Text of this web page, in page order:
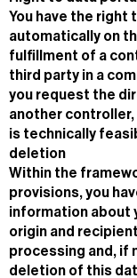
You have the right
automatically on
fulfillment of a
third party in a
you request the
another controller,
is technically
deletion
Within the
provisions, you
information about
origin and
processing and, if
deletion of this